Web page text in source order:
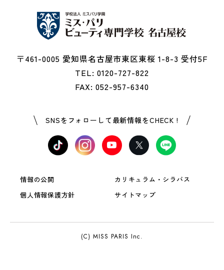
〒461-0005 愛知県名古屋市東区東桜 1-8-3 受付5F
TEL: 0120-727-822
FAX: 052-957-6340
SNSをフォローして最新情報をCHECK !
情報の公開
カリキュラム・シラバス
個人情報保護方針
サイトマップ
(C) MISS PARIS Inc.